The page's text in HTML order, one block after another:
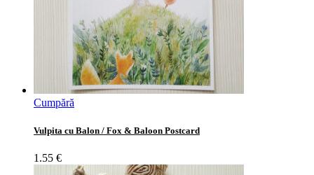
Cumpără
Vulpita cu Balon / Fox & Baloon Postcard
1.55 €